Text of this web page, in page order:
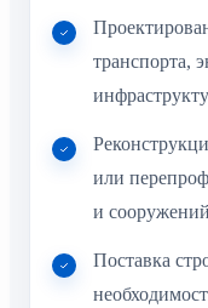
транспорта,
или
и сооружений
Поставка